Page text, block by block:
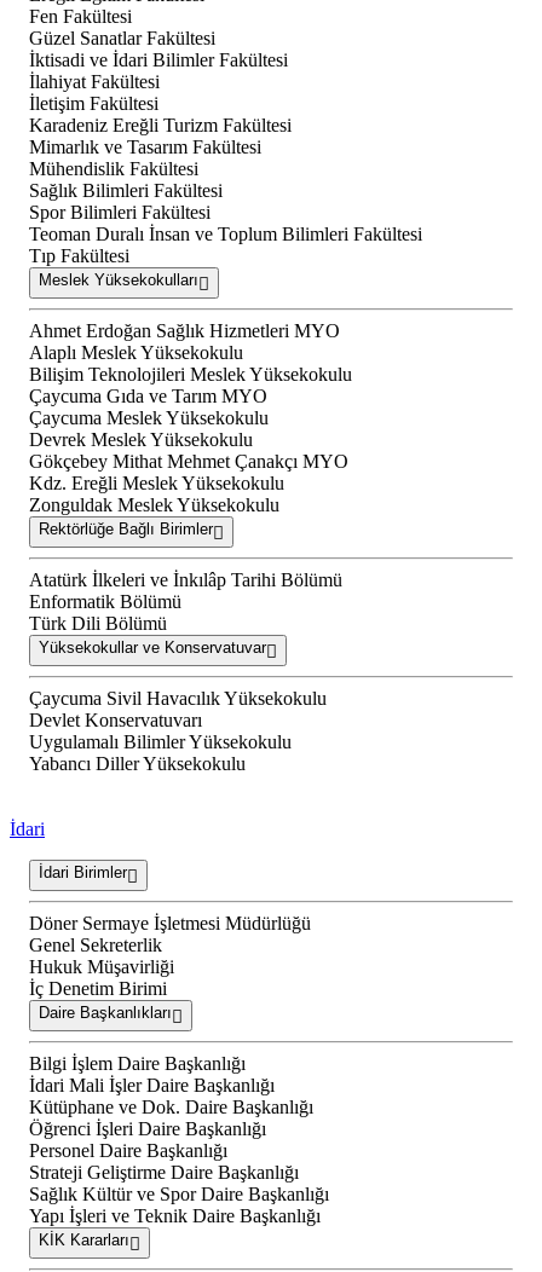
Fen Fakültesi
Güzel Sanatlar Fakültesi
İktisadi ve İdari Bilimler Fakültesi
İlahiyat Fakültesi
İletişim Fakültesi
Karadeniz Ereğli Turizm Fakültesi
Mimarlık ve Tasarım Fakültesi
Mühendislik Fakültesi
Sağlık Bilimleri Fakültesi
Spor Bilimleri Fakültesi
Teoman Duralı İnsan ve Toplum Bilimleri Fakültesi
Tıp Fakültesi
Meslek Yüksekokulları
Ahmet Erdoğan Sağlık Hizmetleri MYO
Alaplı Meslek Yüksekokulu
Bilişim Teknolojileri Meslek Yüksekokulu
Çaycuma Gıda ve Tarım MYO
Çaycuma Meslek Yüksekokulu
Devrek Meslek Yüksekokulu
Gökçebey Mithat Mehmet Çanakçı MYO
Kdz. Ereğli Meslek Yüksekokulu
Zonguldak Meslek Yüksekokulu
Rektörlüğe Bağlı Birimler
Atatürk İlkeleri ve İnkılâp Tarihi Bölümü
Enformatik Bölümü
Türk Dili Bölümü
Yüksekokullar ve Konservatuvar
Çaycuma Sivil Havacılık Yüksekokulu
Devlet Konservatuvarı
Uygulamalı Bilimler Yüksekokulu
Yabancı Diller Yüksekokulu
İdari
İdari Birimler
Döner Sermaye İşletmesi Müdürlüğü
Genel Sekreterlik
Hukuk Müşavirliği
İç Denetim Birimi
Daire Başkanlıkları
Bilgi İşlem Daire Başkanlığı
İdari Mali İşler Daire Başkanlığı
Kütüphane ve Dok. Daire Başkanlığı
Öğrenci İşleri Daire Başkanlığı
Personel Daire Başkanlığı
Strateji Geliştirme Daire Başkanlığı
Sağlık Kültür ve Spor Daire Başkanlığı
Yapı İşleri ve Teknik Daire Başkanlığı
KİK Kararları